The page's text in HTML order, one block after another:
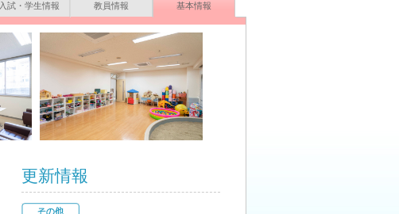
入試・学生情報 教員情報 基本情報
更新情報